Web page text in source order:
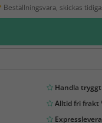
Beställningsvara, skickas
Handla tryggt
Alltid fri frakt